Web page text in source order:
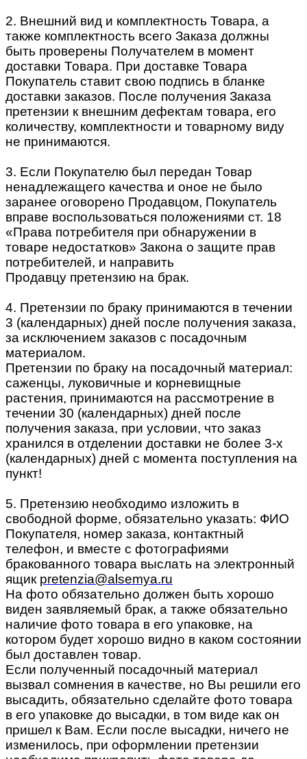
2. Внешний вид и комплектность Товара, а
также комплектность всего Заказа должны
быть проверены Получателем в момент
доставки Товара. При доставке Товара
Покупатель ставит свою подпись в бланке
доставки заказов. После получения Заказа
претензии к внешним дефектам товара, его
количеству, комплектности и товарному виду
не принимаются.
3. Если Покупателю был передан Товар
ненадлежащего качества и оное не было
заранее оговорено Продавцом, Покупатель
вправе воспользоваться положениями ст. 18
«Права потребителя при обнаружении в
товаре недостатков» Закона о защите прав
потребителей, и направить
Продавцу претензию на брак.
4. Претензии по браку принимаются в течении
3 (календарных) дней после получения заказа,
за исключением заказов с посадочным
материалом.
Претензии по браку на посадочный материал:
саженцы, луковичные и корневищные
растения, принимаются на рассмотрение в
течении 30 (календарных) дней после
получения заказа, при условии, что заказ
хранился в отделении доставки не более 3-х
(календарных) дней с момента поступления на
пункт!
5. Претензию необходимо изложить в
свободной форме, обязательно указать: ФИО
Покупателя, номер заказа, контактный
телефон, и вместе с фотографиями
бракованного товара выслать на электронный
ящик pretenzia@alsemya.ru
На фото обязательно должен быть хорошо
виден заявляемый брак, а также обязательно
наличие фото товара в его упаковке, на
котором будет хорошо видно в каком состоянии
был доставлен товар.
Если полученный посадочный материал
вызвал сомнения в качестве, но Вы решили его
высадить, обязательно сделайте фото товара
в его упаковке до высадки, в том виде как он
пришел к Вам. Если после высадки, ничего не
изменилось, при оформлении претензии